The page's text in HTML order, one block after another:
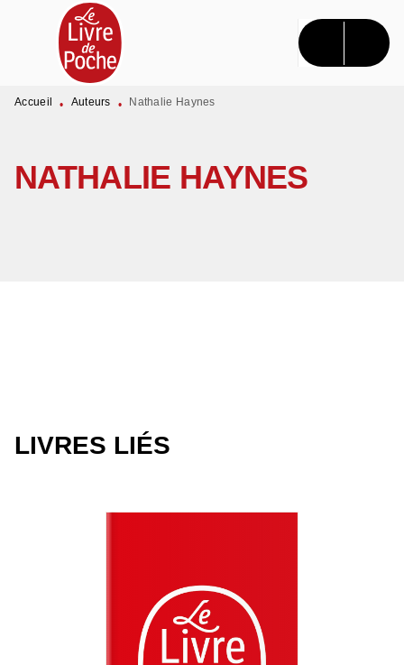
MENU RECHERCHE CONTENU
PIED DE PAGE
Accueil • Auteurs • Nathalie Haynes
NATHALIE HAYNES
LIVRES LIÉS